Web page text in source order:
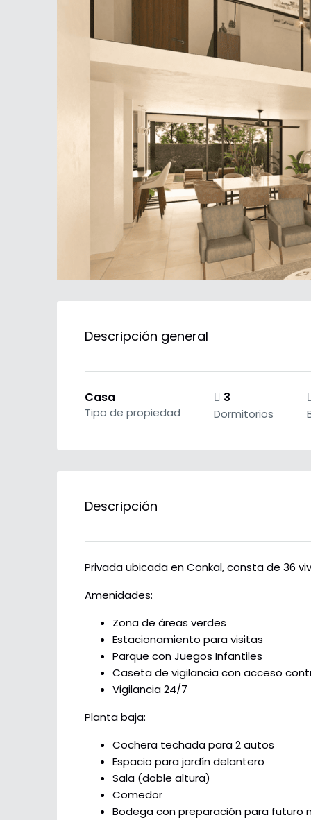
Descripción general
Casa
Tipo de propiedad
3
Dormitorios
Descripción
Privada ubicada en Conkal, consta de 36
Amenidades:
Zona de áreas verdes
Estacionamiento para visitas
Parque con Juegos Infantiles
Caseta de vigilancia con acceso
Vigilancia 24/7
Planta baja:
Cochera techada para 2 autos
Espacio para jardín delantero
Sala (doble altura)
Comedor
Bodega con preparación para futuro